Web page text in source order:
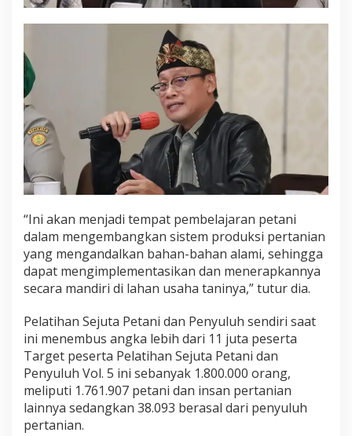
“Ini akan menjadi tempat pembelajaran petani
dalam mengembangkan sistem produksi pertanian
yang mengandalkan bahan-bahan alami, sehingga
dapat mengimplementasikan dan menerapkannya
secara mandiri di lahan usaha taninya,” tutur dia.
Pelatihan Sejuta Petani dan Penyuluh sendiri saat
ini menembus angka lebih dari 11 juta peserta
Target peserta Pelatihan Sejuta Petani dan
Penyuluh Vol. 5 ini sebanyak 1.800.000 orang,
meliputi 1.761.907 petani dan insan pertanian
lainnya sedangkan 38.093 berasal dari penyuluh
pertanian.